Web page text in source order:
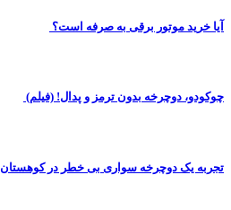
آیا خرید موتور برقی به صرفه است؟
چوکودو، دوچرخه بدون ترمز و پدال! (فیلم)
تجربه یک دوچرخه سواری بی خطر در کوهستان